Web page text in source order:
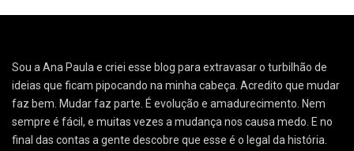
Sou a Ana Paula e criei esse blog para extravasar o turbilhão de
ideias que ficam pipocando na minha cabeça. Acredito que mudar
faz bem. Mudar faz parte. É evolução e amadurecimento. Nem
sempre é fácil, e muitas vezes a mudança nos causa medo. E no
final das contas a gente descobre que esse é o legal da história.